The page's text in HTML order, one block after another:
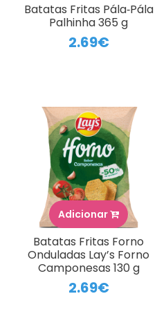
Batatas Fritas Pála‑Pála
Palhinha 365 g
2.69€
Adicionar
Batatas Fritas Forno
Onduladas Lay’s Forno
Camponesas 130 g
2.69€